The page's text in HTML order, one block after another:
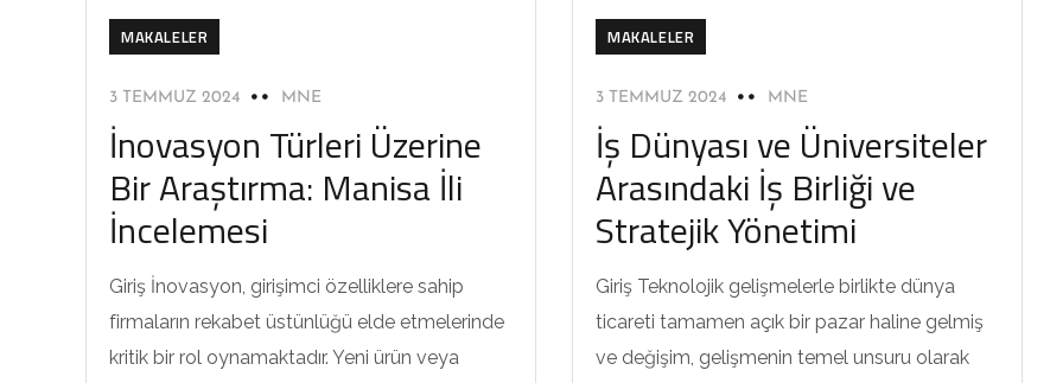
MAKALELER
3 TEMMUZ 2024 MNE
İnovasyon Türleri Üzerine
Bir Araştırma: Manisa İli
İncelemesi
Giriş İnovasyon, girişimci özelliklere sahip
firmaların rekabet üstünlüğü elde etmelerinde
kritik bir rol oynamaktadır. Yeni ürün veya
MAKALELER
3 TEMMUZ 2024 MNE
İş Dünyası ve Üniversiteler
Arasındaki İş Birliği ve
Stratejik Yönetimi
Giriş Teknolojik gelişmelerle birlikte dünya
ticareti tamamen açık bir pazar haline gelmiş
ve değişim, gelişmenin temel unsuru olarak